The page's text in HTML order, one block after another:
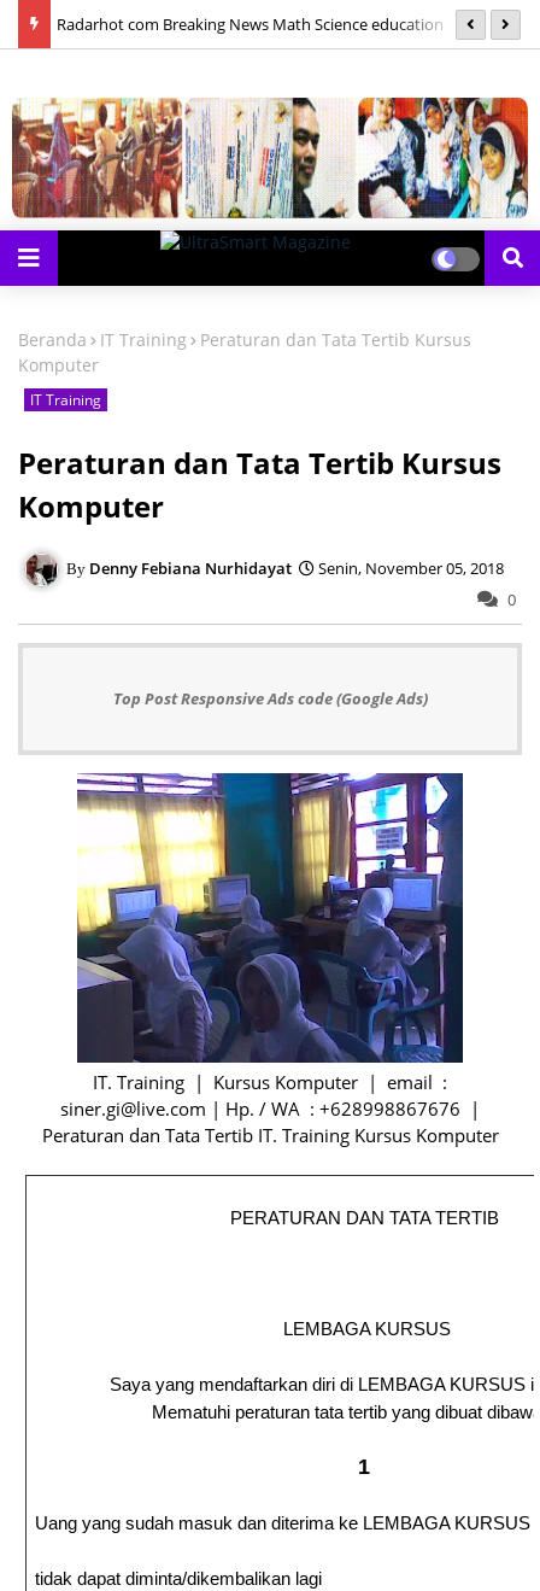
Radarhot com Breaking News Math Science education
Beranda IT Training
Peraturan dan Tata Tertib Kursus
Komputer
IT Training
Peraturan dan Tata Tertib Kursus
Komputer
Denny Febiana Nurhidayat
Senin, November 05, 2018
0
Top Post Responsive Ads code (Google Ads)
IT. Training | Kursus Komputer | email :
siner.gi@live.com | Hp. / WA : +628998867676 |
Peraturan dan Tata Tertib IT. Training Kursus Komputer
PERATURAN DAN TATA TERTIB
LEMBAGA KURSUS
Saya yang mendaftarkan diri di LEMBAGA KURSUS
Mematuhi peraturan tata tertib yang dibuat
1
Uang yang sudah masuk dan diterima ke LEMBAGA KURSUS
tidak dapat diminta/dikembalikan lagi